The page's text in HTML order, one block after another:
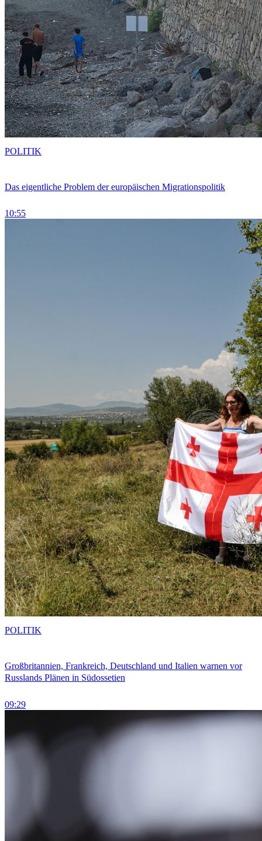
Das eigentliche Problem der europäischen Migrationspolitik
10:55
POLITIK
Großbritannien, Frankreich, Deutschland und Italien warnen vor
Russlands Plänen in Südossetien
09:29
POLITIK